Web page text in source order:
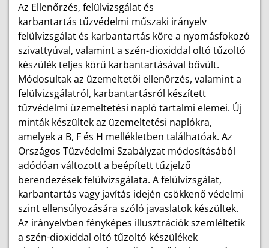
Az Ellenőrzés, felülvizsgálat és
karbantartás tűzvédelmi műszaki irányelv
felülvizsgálat és karbantartás köre a nyomásfokozó
szivattyúval, valamint a szén-dioxiddal oltó tűzoltó
készülék teljes körű karbantartásával bővült.
Módosultak az üzemeltetői ellenőrzés, valamint a
felülvizsgálatról, karbantartásról készített
tűzvédelmi üzemeltetési napló tartalmi elemei. Új
minták készültek az üzemeltetési naplókra,
amelyek a B, F és H mellékletben találhatóak. Az
Országos Tűzvédelmi Szabályzat módosításából
adódóan változott a beépített tűzjelző
berendezések felülvizsgálata. A felülvizsgálat,
karbantartás vagy javítás idején csökkenő védelmi
szint ellensúlyozására szóló javaslatok készültek.
Az irányelvben fényképes illusztrációk szemléltetik
a szén-dioxiddal oltó tűzoltó készülékek